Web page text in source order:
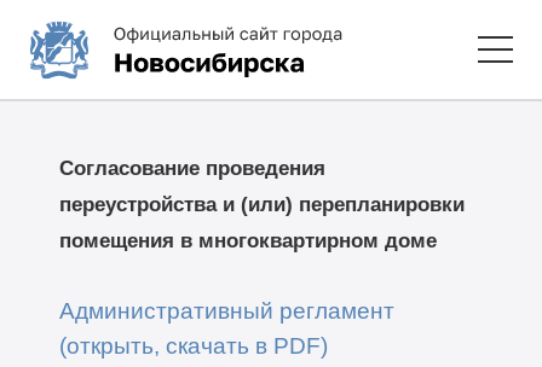
Согласование проведения
переустройства и (или) перепланировки
помещения в многоквартирном доме
Административный регламент
(открыть, скачать в PDF)